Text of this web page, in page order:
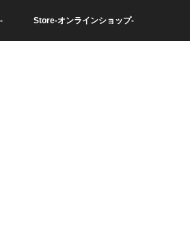
Store-オンラインショップ-